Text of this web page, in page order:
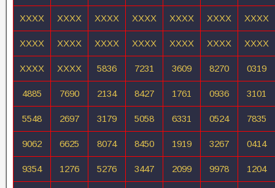
XXXX XXXX XXXX XXXX XXXX XXXX XXXX
XXXX XXXX XXXX XXXX XXXX XXXX XXXX
XXXX XXXX 5836 7231 3609 8270 0319
4885 7690 2134 8427 1761 0936 3101
5548 2697 3179 5058 6331 0524 7835
9062 6625 8074 8450 1919 3267 0414
9354 1276 5276 3447 2099 9978 1204